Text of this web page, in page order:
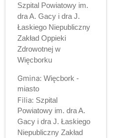
Szpital Powiatowy im.
dra A. Gacy i dra J.
Łaskiego Niepubliczny
Zakład Oppieki
Zdrowotnej w
Więcborku
Gmina: Więcbork -
miasto
Filia: Szpital
Powiatowy im. dra A.
Gacy i dra J. Łaskiego
Niepubliczny Zakład